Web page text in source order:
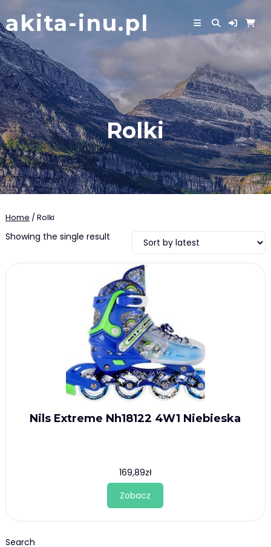
to
content
akita-inu.pl
Rolki
Home / Rolki
Showing the single result
Nils Extreme Nh18122 4W1 Niebieska
169,89zł
Zobacz
Search